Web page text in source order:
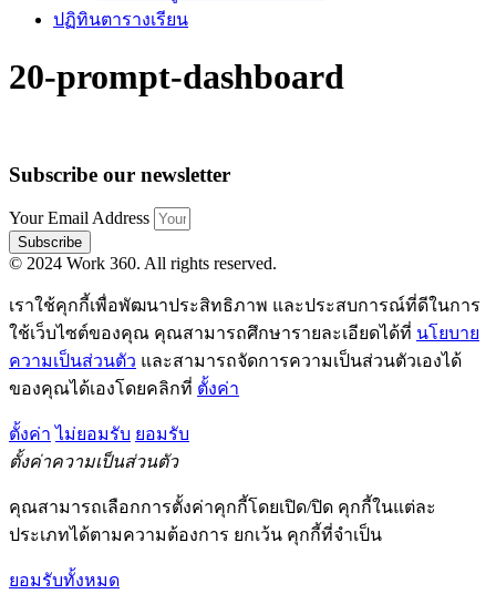
ปฏิทินตารางเรียน
20-prompt-dashboard
Subscribe our newsletter
Your Email Address
Subscribe
© 2024 Work 360. All rights reserved.
เราใช้คุกกี้เพื่อพัฒนาประสิทธิภาพ และประสบการณ์ที่ดีในการ
ใช้เว็บไซต์ของคุณ คุณสามารถศึกษารายละเอียดได้ที่ นโยบาย
ความเป็นส่วนตัว และสามารถจัดการความเป็นส่วนตัวเองได้
ของคุณได้เองโดยคลิกที่ ตั้งค่า
ตั้งค่า ไม่ยอมรับ ยอมรับ
ตั้งค่าความเป็นส่วนตัว
คุณสามารถเลือกการตั้งค่าคุกกี้โดยเปิด/ปิด คุกกี้ในแต่ละ
ประเภทได้ตามความต้องการ ยกเว้น คุกกี้ที่จำเป็น
ยอมรับทั้งหมด